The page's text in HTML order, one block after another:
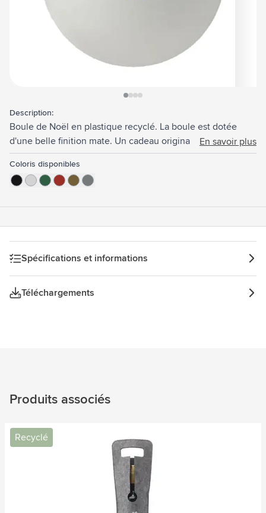
Description:
Boule de Noël en plastique recyclé. La boule est dotée
d'une belle finition mate. Un cadeau original d'un diamètre
de 70 mm. Fabriquée en Europe.
En savoir plus
Coloris disponibles
Spécifications et informations
Téléchargements
Produits associés
Recyclé